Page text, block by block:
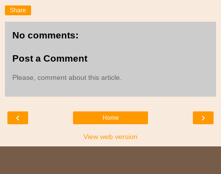
Share
No comments:
Post a Comment
Please, comment about this article.
‹ ›
Home
View web version